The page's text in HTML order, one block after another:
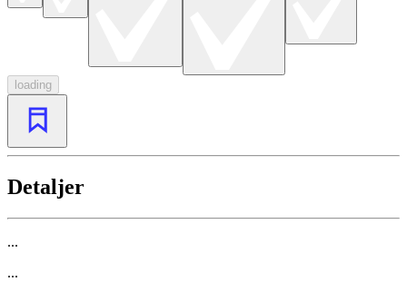
loading
Detaljer
...
...